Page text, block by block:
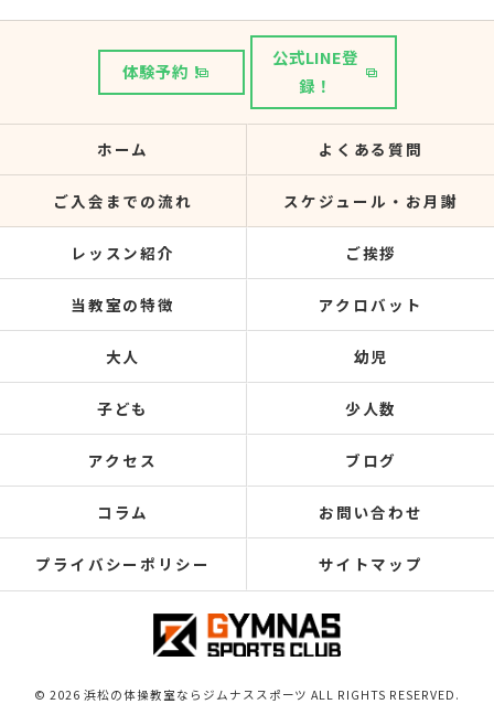
体験予約！
公式LINE登
録！
ホーム よくある質問
ご入会までの流れ スケジュール・お月謝
レッスン紹介 ご挨拶
当教室の特徴 アクロバット
大人 幼児
子ども 少人数
アクセス ブログ
コラム お問い合わせ
プライバシーポリシー サイトマップ
© 2026 浜松の体操教室ならジムナススポーツ ALL RIGHTS RESERVED.